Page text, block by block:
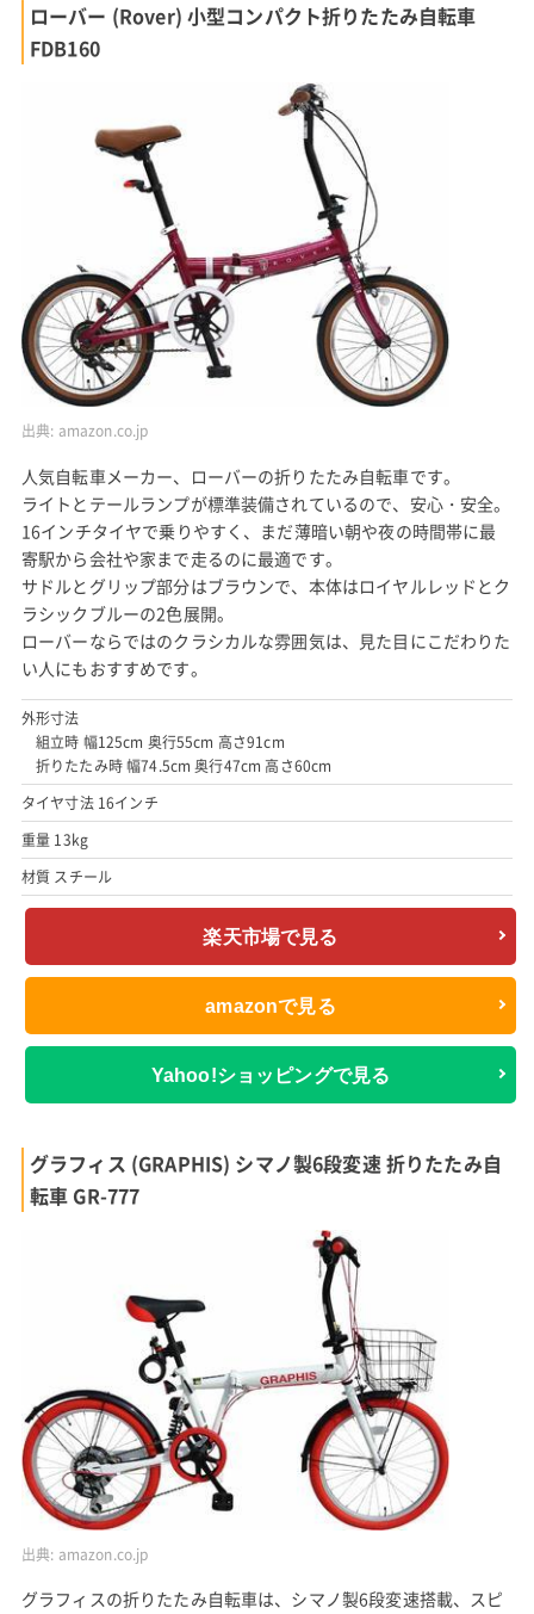
ローバー (Rover) 小型コンパクト折りたたみ自転車
FDB160
出典: amazon.co.jp
人気自転車メーカー、ローバーの折りたたみ自転車です。
ライトとテールランプが標準装備されているので、安心・安全。
16インチタイヤで乗りやすく、まだ薄暗い朝や夜の時間帯に最
寄駅から会社や家まで走るのに最適です。
サドルとグリップ部分はブラウンで、本体はロイヤルレッドとク
ラシックブルーの2色展開。
ローバーならではのクラシカルな雰囲気は、見た目にこだわりた
い人にもおすすめです。
外形寸法
組立時 幅125cm 奥行55cm 高さ91cm
折りたたみ時 幅74.5cm 奥行47cm 高さ60cm
タイヤ寸法 16インチ
重量 13kg
材質 スチール
楽天市場で見る
amazonで見る
Yahoo!ショッピングで見る
グラフィス (GRAPHIS) シマノ製6段変速 折りたたみ自
転車 GR-777
出典: amazon.co.jp
グラフィスの折りたたみ自転車は、シマノ製6段変速搭載、スピ